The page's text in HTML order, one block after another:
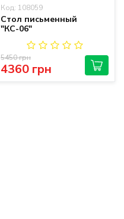
Код: 108059
Стол письменный
"КС-06"
4360 грн
5450 грн